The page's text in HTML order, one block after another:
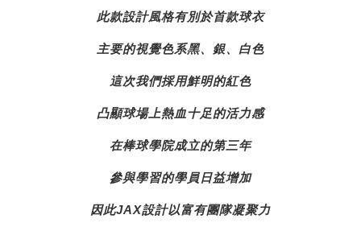
此款設計風格有別於首款球衣
主要的視覺色系黑、銀、白色
這次我們採用鮮明的紅色
凸顯球場上熱血十足的活力感
在棒球學院成立的第三年
參與學習的學員日益增加
因此JAX設計以富有團隊凝聚力